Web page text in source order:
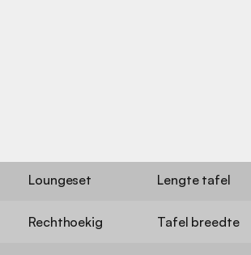
Loungeset
Rechthoekig
Lengte tafel
Tafel breedte